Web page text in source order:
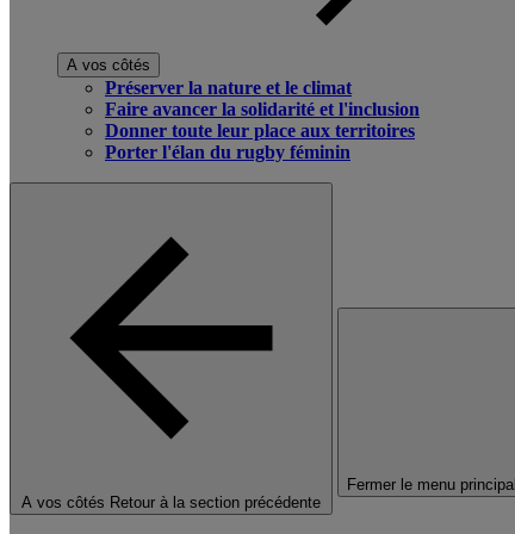
A vos côtés
Préserver la nature et le climat
Faire avancer la solidarité et l'inclusion
Donner toute leur place aux territoires
Porter l'élan du rugby féminin
A vos côtés Retour à la section précédente
Fermer le menu principal